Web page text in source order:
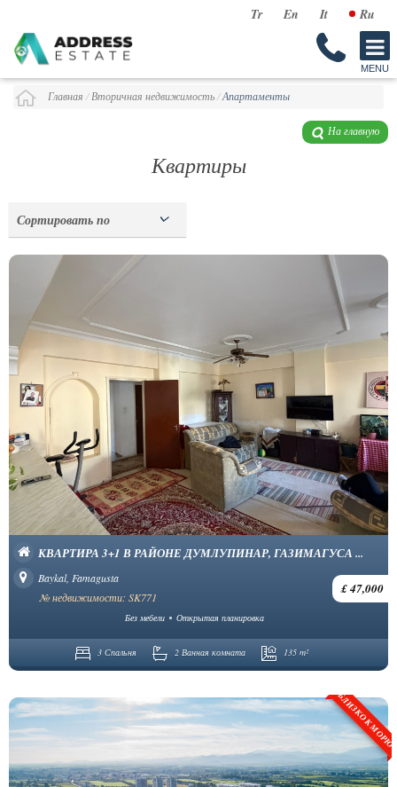
Tr En It Ru
Главная / Вторичная недвижимость/Апартаменты
На главную
Квартиры
Сортировать по
КВАРТИРА 3+1 В РАЙОНЕ ДУМЛУПИНАР, ГАЗИМАГУСА ...
Baykal, Famagusta
£ 47,000
№ недвижимости: SK771
Без мебели Открытая планировка
3 Спальня 2 Ванная комната 135 m²
БЛИЗКО К МОРЮ